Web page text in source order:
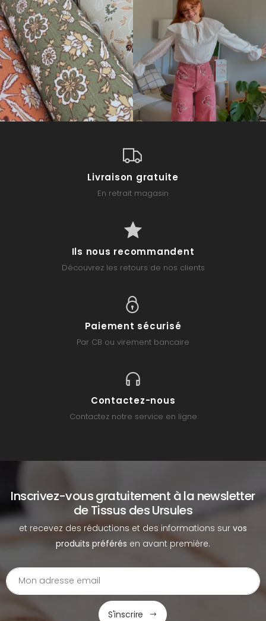
Livraison gratuite
En retrait magasin
Ils nous recommandent
Découvrez les retours de nos clients
Paiement sécurisé
Par CB ou virement bancaire
Contactez-nous
Contactez notre service en ligne
Inscrivez-vous gratuitement à la newsletter
de Tissus des Ursules
et recevez des réductions et des informations sur vos
produits préférés en avant première.
S'inscrire